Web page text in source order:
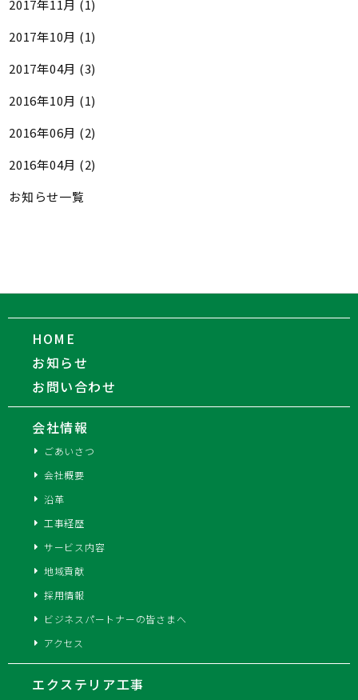
2017年11月 (1)
2017年10月 (1)
2017年04月 (3)
2016年10月 (1)
2016年06月 (2)
2016年04月 (2)
お知らせ一覧
HOME
お知らせ
お問い合わせ
会社情報
ごあいさつ
会社概要
沿革
工事経歴
サービス内容
地域貢献
採用情報
ビジネスパートナーの皆さまへ
アクセス
エクステリア工事